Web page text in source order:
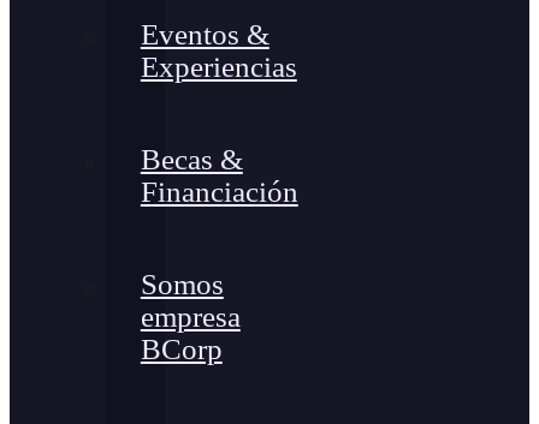
Eventos &
Experiencias
Becas &
Financiación
Somos
empresa
BCorp